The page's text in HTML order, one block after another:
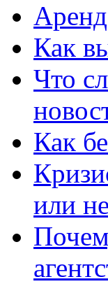
Как
Что
Как
или